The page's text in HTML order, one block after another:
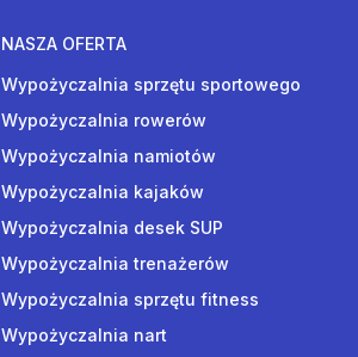
NASZA OFERTA
Wypożyczalnia sprzętu sportowego
Wypożyczalnia rowerów
Wypożyczalnia namiotów
Wypożyczalnia kajaków
Wypożyczalnia desek SUP
Wypożyczalnia trenażerów
Wypożyczalnia sprzętu fitness
Wypożyczalnia nart